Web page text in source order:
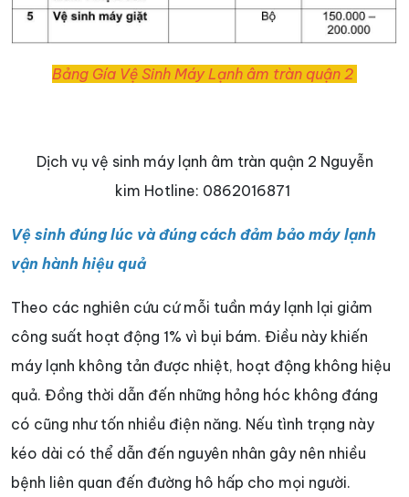
Bảng Gía Vệ Sinh Máy Lạnh âm tràn quận 2
Dịch vụ vệ sinh máy lạnh âm tràn quận 2 Nguyễn
kim Hotline: 0862016871
Vệ sinh đúng lúc và đúng cách đảm bảo máy lạnh
vận hành hiệu quả
Theo các nghiên cứu cứ mỗi tuần máy lạnh lại giảm
công suất hoạt động 1% vì bụi bám. Điều này khiến
máy lạnh không tản được nhiệt, hoạt động không hiệu
quả. Đồng thời dẫn đến những hỏng hóc không đáng
có cũng như tốn nhiều điện năng. Nếu tình trạng này
kéo dài có thể dẫn đến nguyên nhân gây nên nhiều
bệnh liên quan đến đường hô hấp cho mọi người.